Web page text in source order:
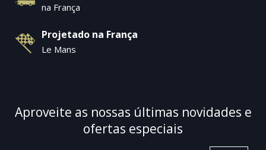
na França
Projetado na França
Le Mans
Aproveite as nossas últimas novidades e
ofertas especiais